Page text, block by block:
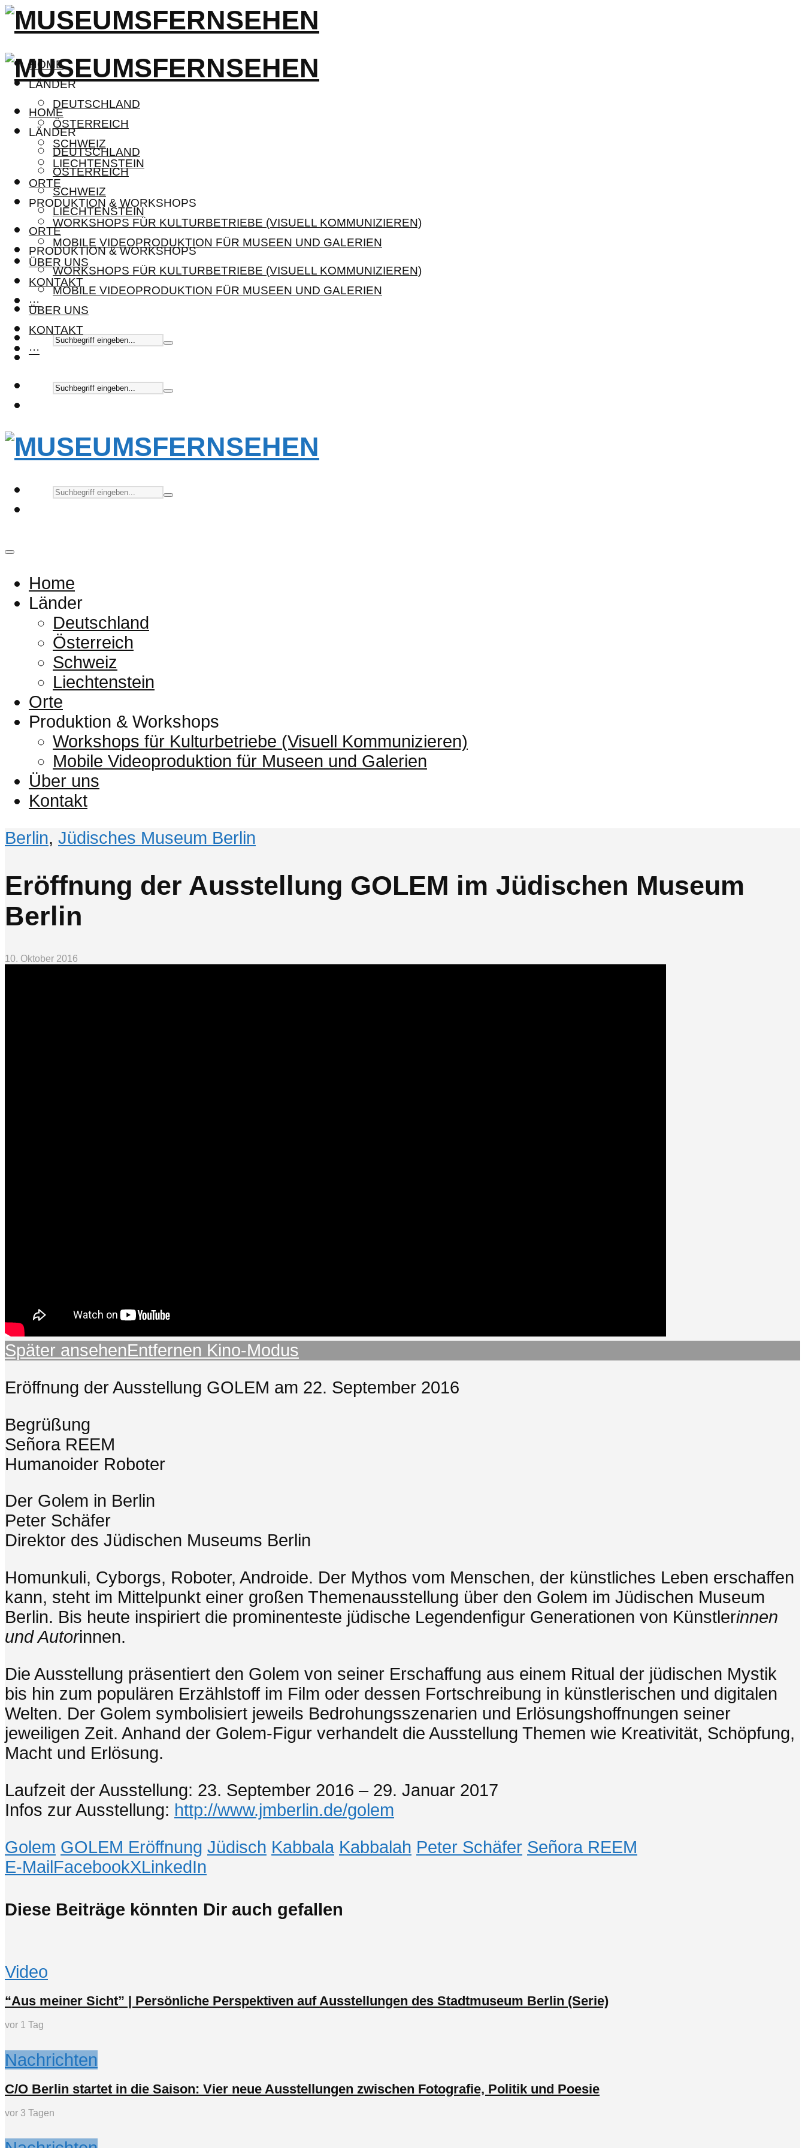
HOME
LÄNDER
DEUTSCHLAND
ÖSTERREICH
SCHWEIZ
LIECHTENSTEIN
ORTE
PRODUKTION & WORKSHOPS
WORKSHOPS FÜR KULTURBETRIEBE (VISUELL KOMMUNIZIEREN)
MOBILE VIDEOPRODUKTION FÜR MUSEEN UND GALERIEN
ÜBER UNS
KONTAKT
···
HOME
LÄNDER
DEUTSCHLAND
ÖSTERREICH
SCHWEIZ
LIECHTENSTEIN
ORTE
PRODUKTION & WORKSHOPS
WORKSHOPS FÜR KULTURBETRIEBE (VISUELL KOMMUNIZIEREN)
MOBILE VIDEOPRODUKTION FÜR MUSEEN UND GALERIEN
ÜBER UNS
KONTAKT
···
Home
Länder
Deutschland
Österreich
Schweiz
Liechtenstein
Orte
Produktion & Workshops
Workshops für Kulturbetriebe (Visuell Kommunizieren)
Mobile Videoproduktion für Museen und Galerien
Über uns
Kontakt
Berlin, Jüdisches Museum Berlin
Eröffnung der Ausstellung GOLEM im Jüdischen Museum
Berlin
10. Oktober 2016
Später ansehenEntfernen Kino-Modus
Eröffnung der Ausstellung GOLEM am 22. September 2016
Begrüßung
Señora REEM
Humanoider Roboter
Der Golem in Berlin
Peter Schäfer
Direktor des Jüdischen Museums Berlin
Homunkuli, Cyborgs, Roboter, Androide. Der Mythos vom Menschen, der künstliches Leben erschaffen
kann, steht im Mittelpunkt einer großen Themenausstellung über den Golem im Jüdischen Museum
Berlin. Bis heute inspiriert die prominenteste jüdische Legendenfigur Generationen von Künstlerinnen
und Autorinnen.
Die Ausstellung präsentiert den Golem von seiner Erschaffung aus einem Ritual der jüdischen Mystik
bis hin zum populären Erzählstoff im Film oder dessen Fortschreibung in künstlerischen und digitalen
Welten. Der Golem symbolisiert jeweils Bedrohungsszenarien und Erlösungshoffnungen seiner
jeweiligen Zeit. Anhand der Golem-Figur verhandelt die Ausstellung Themen wie Kreativität, Schöpfung,
Macht und Erlösung.
Laufzeit der Ausstellung: 23. September 2016 – 29. Januar 2017
Infos zur Ausstellung: http://www.jmberlin.de/golem
Golem GOLEM Eröffnung Jüdisch Kabbala Kabbalah Peter Schäfer Señora REEM
E-MailFacebookXLinkedIn
Diese Beiträge könnten Dir auch gefallen
Video
“Aus meiner Sicht” | Persönliche Perspektiven auf Ausstellungen des Stadtmuseum Berlin (Serie)
vor 1 Tag
Nachrichten
C/O Berlin startet in die Saison: Vier neue Ausstellungen zwischen Fotografie, Politik und Poesie
vor 3 Tagen